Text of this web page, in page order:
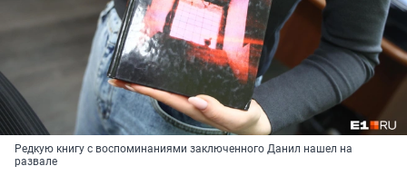
Редкую книгу с воспоминаниями заключенного Данил нашел на
развале